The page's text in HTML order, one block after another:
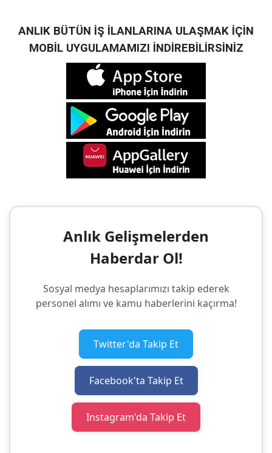
ANLIK BÜTÜN İŞ İLANLARINA ULAŞMAK İÇİN
MOBİL UYGULAMAMIZI İNDİREBİLİRSİNİZ
Anlık Gelişmelerden
Haberdar Ol!
Sosyal medya hesaplarımızı takip ederek
personel alımı ve kamu haberlerini kaçırma!
Twitter'da Takip Et
Facebook'ta Takip Et
Instagram'da Takip Et